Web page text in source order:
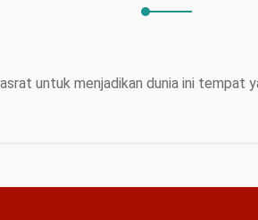
untuk menjadikan dunia ini tempat